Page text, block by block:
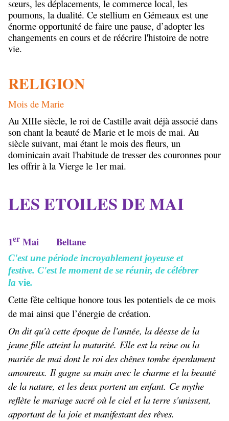
sœurs, les déplacements, le commerce local, les
poumons, la dualité. Ce stellium en Gémeaux est une
énorme opportunité de faire une pause, d’adopter les
changements en cours et de réécrire l'histoire de notre
vie.
RELIGION
Mois de Marie
Au XIIIe siècle, le roi de Castille avait déjà associé dans
son chant la beauté de Marie et le mois de mai. Au
siècle suivant, mai étant le mois des fleurs, un
dominicain avait l'habitude de tresser des couronnes pour
les offrir à la Vierge le 1er mai.
LES ETOILES DE MAI
1er Mai Beltane
C'est une période incroyablement joyeuse et
festive. C'est le moment de se réunir, de célébrer
la vie.
Cette fête celtique honore tous les potentiels de ce mois
de mai ainsi que l’énergie de création.
On dit qu'à cette époque de l'année, la déesse de la
jeune fille atteint la maturité. Elle est la reine ou la
mariée de mai dont le roi des chênes tombe éperdument
amoureux. Il gagne sa main avec le charme et la beauté
de la nature, et les deux portent un enfant. Ce mythe
reflète le mariage sacré où le ciel et la terre s'unissent,
apportant de la joie et manifestant des rêves.